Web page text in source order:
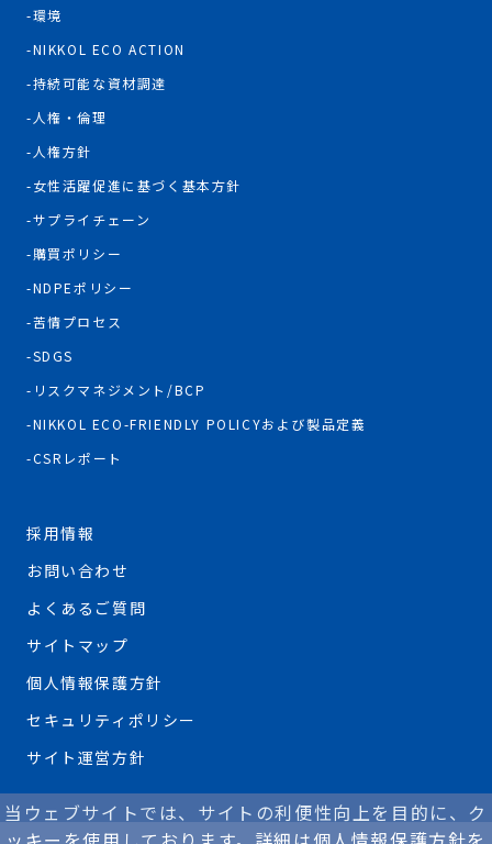
環境
NIKKOL ECO ACTION
持続可能な資材調達
人権・倫理
人権方針
女性活躍促進に基づく基本方針
サプライチェーン
購買ポリシー
NDPEポリシー
苦情プロセス
SDGS
リスクマネジメント/BCP
NIKKOL ECO-FRIENDLY POLICYおよび製品定義
CSRレポート
採用情報
お問い合わせ
よくあるご質問
サイトマップ
個人情報保護方針
セキュリティポリシー
サイト運営方針
当ウェブサイトでは、サイトの利便性向上を目的に、ク